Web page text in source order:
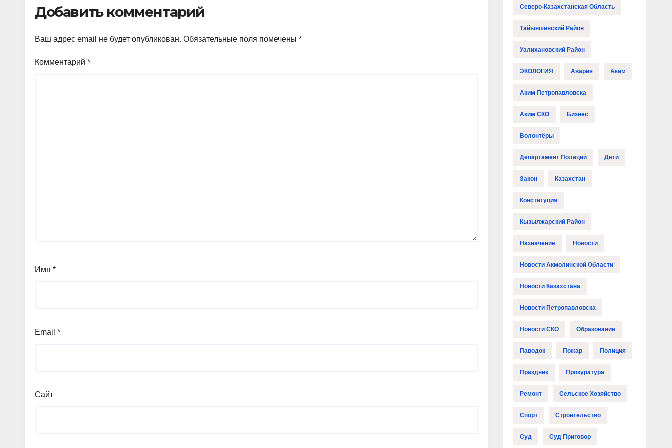
Добавить комментарий
Ваш адрес email не будет опубликован. Обязательные поля помечены *
Комментарий *
Имя *
Email *
Сайт
Северо-Казахстанская Область
Тайыншинский Район
Уалихановский Район
ЭКОЛОГИЯ Авария Аким
Аким Петропавловска
Аким СКО Бизнес
Волонтёры
Департамент Полиции Дети
Закон Казахстан
Конституция
Кызылжарский Район
Назначение Новости
Новости Акмолинской Области
Новости Казахстана
Новости Петропавловска
Новости СКО Образование
Паводок Пожар Полиция
Праздник Прокуратура
Ремонт Сельское Хозяйство
Спорт Строительство
Суд Суд Приговор